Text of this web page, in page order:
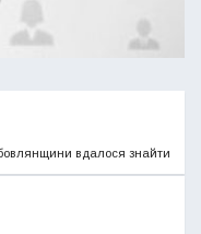
вдалося знайти